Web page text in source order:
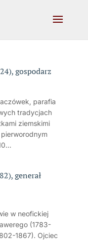
gospodarz
parafia
tradycjach
ziemskimi
pierworodnym
generał
w neofickiej
(1783-
1867). Ojciec